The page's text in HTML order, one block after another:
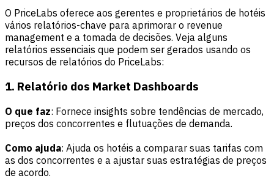
O PriceLabs oferece aos gerentes e proprietários de hotéis
vários relatórios-chave para aprimorar o revenue
management e a tomada de decisões. Veja alguns
relatórios essenciais que podem ser gerados usando os
recursos de relatórios do PriceLabs:
1. Relatório dos Market Dashboards
O que faz: Fornece insights sobre tendências de mercado,
preços dos concorrentes e flutuações de demanda.
Como ajuda: Ajuda os hotéis a comparar suas tarifas com
as dos concorrentes e a ajustar suas estratégias de preços
de acordo.